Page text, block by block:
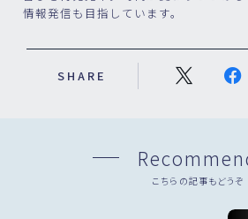
情報発信も目指しています。
SHARE
こちらの記事もどうぞ